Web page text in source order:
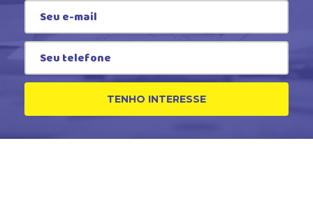
TENHO INTERESSE